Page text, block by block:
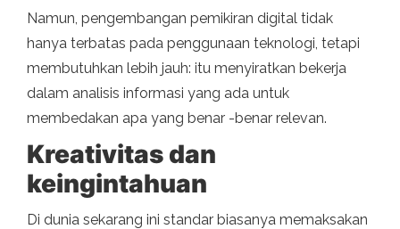
Namun, pengembangan pemikiran digital tidak
hanya terbatas pada penggunaan teknologi, tetapi
membutuhkan lebih jauh: itu menyiratkan bekerja
dalam analisis informasi yang ada untuk
membedakan apa yang benar -benar relevan.
Kreativitas dan
keingintahuan
Di dunia sekarang ini standar biasanya memaksakan